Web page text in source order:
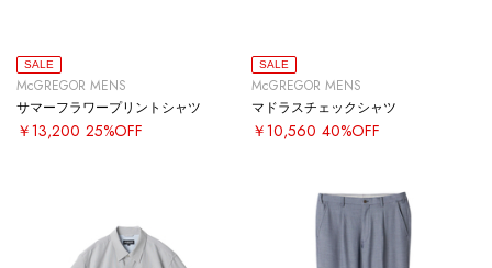
SALE
McGREGOR MENS
サマーフラワープリントシャツ
￥13,200 25%OFF
SALE
McGREGOR MENS
マドラスチェックシャツ
￥10,560 40%OFF